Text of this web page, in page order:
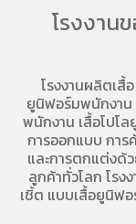
โรงงาน
โรงงานผลิตเสื้อ
ยูนิฟอร์มพนักงาน
พนักงาน เสื้อโปโ
การออกแบบ กา
และการตกแต่งด้
ลูกค้าทั่วโลก โรง
เชิ้ต แบบเสื้อยูนิฟ